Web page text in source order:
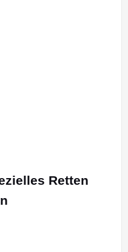
Retten